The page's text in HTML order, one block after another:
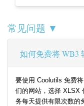
常见问题 ▼
如何免费将 WB3
要使用 Coolutils 免费
们的网站，选择 XLSX
务每天提供有限次数的